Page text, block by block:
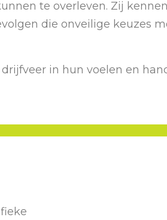
te overleven. Zij
die onveilige keuzes
in hun voelen en